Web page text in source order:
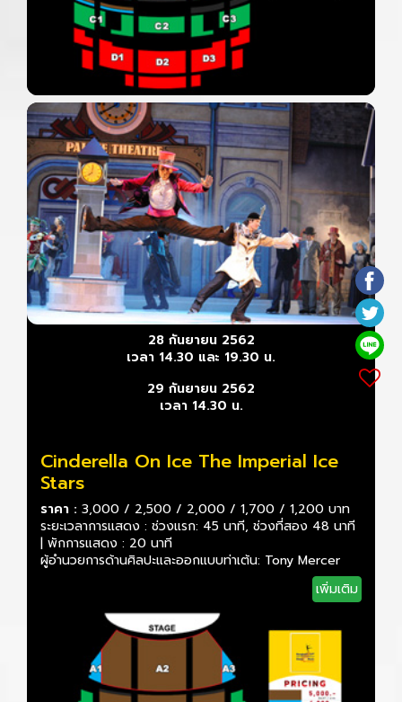
28 กันยายน 2562
เวลา 14.30 และ 19.30 น.
29 กันยายน 2562
เวลา 14.30 น.
Cinderella On Ice The Imperial Ice
Stars
ราคา : 3,000 / 2,500 / 2,000 / 1,700 / 1,200 บาท
ระยะเวลาการแสดง : ช่วงแรก: 45 นาที, ช่วงที่สอง 48 นาที
| พักการแสดง : 20 นาที
ผู้อำนวยการด้านศิลปะและออกแบบท่าเต้น: Tony Mercer
เพิ่มเติม